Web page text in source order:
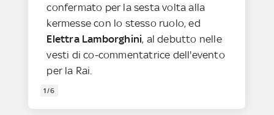
confermato per la sesta volta alla
kermesse con lo stesso ruolo, ed
Elettra Lamborghini, al debutto nelle
vesti di co-commentatrice dell'evento
per la Rai.
1/6